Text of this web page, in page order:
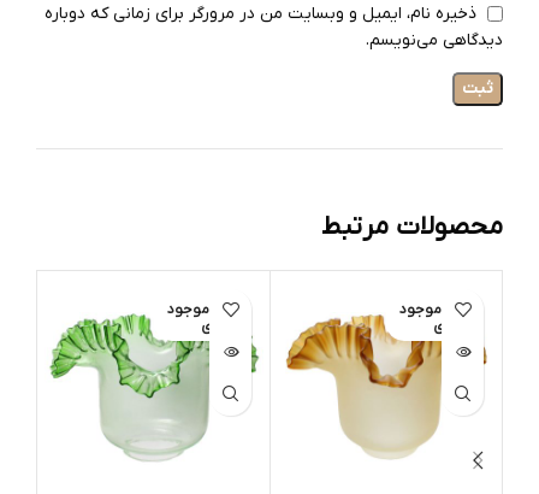
ذخیره نام، ایمیل و وبسایت من در مرورگر برای زمانی که دوباره
دیدگاهی می‌نویسم.
محصولات مرتبط
اتمام موجود
ی
اتمام موجود
ی